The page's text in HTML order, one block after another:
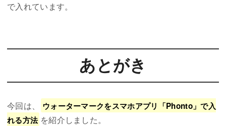
で入れています。
あとがき
今回は、
ウォーターマークをスマホアプリ「Phonto」で入
れる方法 を紹介しました。